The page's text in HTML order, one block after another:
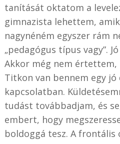
tanítását oktatom a
gimnazista lehettem,
nagynéném egyszer rám
„pedagógus típus vagy”.
Akkor még nem
Titkon van bennem egy jó
kapcsolatban.
tudást továbbadjam, és
embert, hogy
boldoggá tesz. A frontális